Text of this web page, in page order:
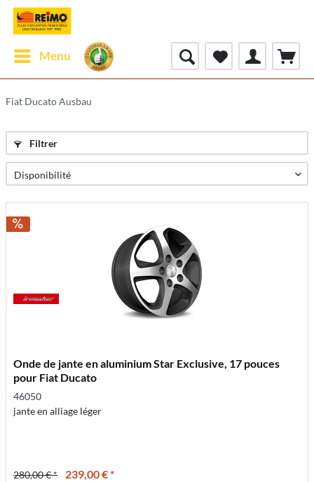
Menu
Fiat Ducato Ausbau
Filtrer
Onde de jante en aluminium Star Exclusive, 17 pouces
pour Fiat Ducato
46050
jante en alliage léger
280,00 € * 239,00 € *